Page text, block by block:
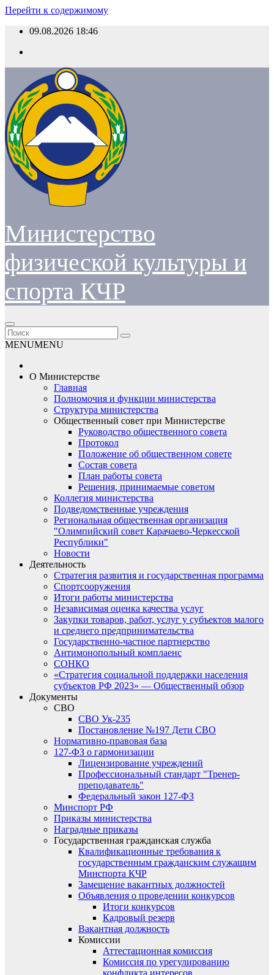
Перейти к содержимому
09.08.2026 18:46
Министерство
физической культуры и
спорта КЧР
MENUMENU
О Министерстве
Главная
Полномочия и функции министерства
Структура министерства
Общественный совет при Министерстве
Руководство общественного совета
Протокол
Положение об общественном совете
Состав совета
План работы совета
Решения, принимаемые советом
Коллегия министерства
Подведомственные учреждения
Региональная общественная организация
"Олимпийский совет Карачаево-Черкесской
Республики"
Новости
Деятельность
Стратегия развития и государственная программа
Спортсооружения
Итоги работы министерства
Независимая оценка качества услуг
Закупки товаров, работ, услуг у субъектов малого
и среднего предпринимательства
Государственно-частное партнерство
Антимонопольный комплаенс
СОНКО
«Стратегия социальной поддержки населения
субъектов РФ 2023» — Общественный обзор
Документы
СВО
СВО Ук-235
Постановление №197 Дети СВО
Нормативно-правовая база
127-ФЗ о гармонизации
Лицензирование учреждений
Профессиональный стандарт "Тренер-
преподаватель"
Федеральный закон 127-ФЗ
Минспорт РФ
Приказы министерства
Наградные приказы
Государственная гражданская служба
Квалификационные требования к
государственным гражданским служащим
Минспорта КЧР
Замещение вакантных должностей
Объявления о проведении конкурсов
Итоги конкурсов
Кадровый резерв
Вакантная должность
Комиссии
Аттестационная комиссия
Комиссия по урегулированию
конфликта интересов